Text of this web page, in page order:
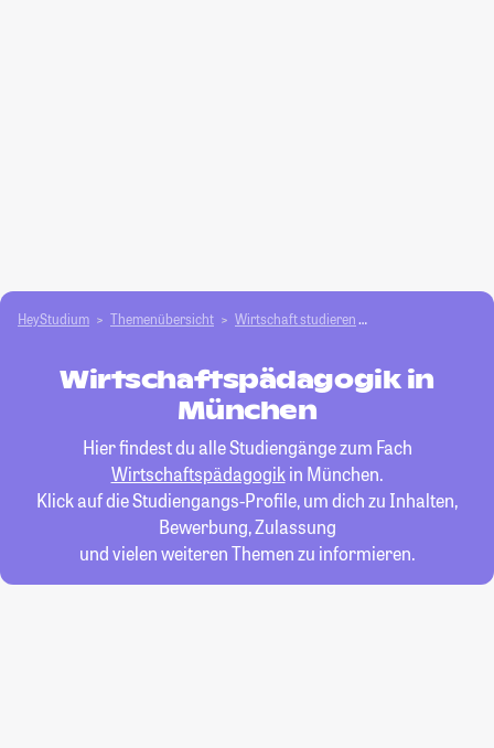
HeyStudium Themenübersicht Wirtschaft studieren
Wirtschaftspädagogik in
München
Hier findest du alle Studiengänge zum Fach
Wirtschaftspädagogikin München.
Klick auf die Studiengangs-Profile, um dich zu Inhalten,
Bewerbung, Zulassung
und vielen weiteren Themen zu informieren.